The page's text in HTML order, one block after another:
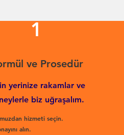
1
ve Prosedür
yerinize rakamlar ve
biz uğraşalım.
hizmeti seçin.
alın.